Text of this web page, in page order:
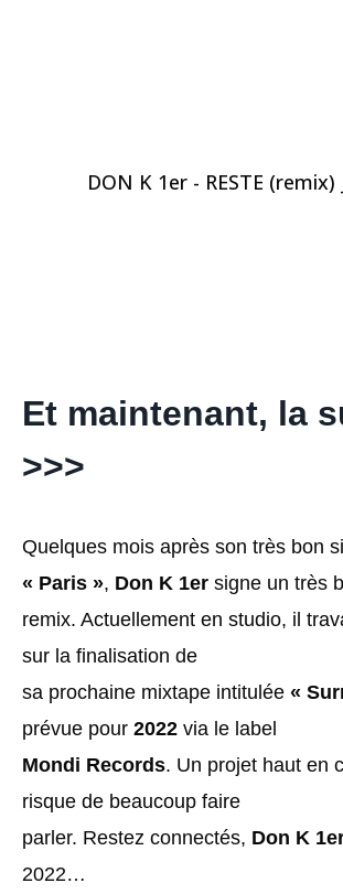
DON K 1er - RESTE (remix)
Et maintenant, la
>>>
Quelques mois après son très bon
« Paris », Don K 1er signe un très
remix. Actuellement en studio, il
sur la finalisation de
sa prochaine mixtape intitulée «
prévue pour 2022 via le label
Mondi Records. Un projet haut en
risque de beaucoup faire
parler. Restez connectés, Don K
2022…